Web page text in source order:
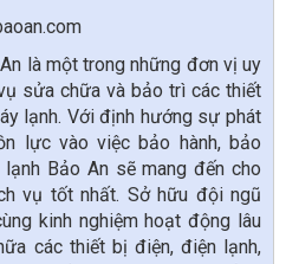
là một trong những đơn vị uy
sửa chữa và bảo trì các thiết
lạnh. Với định hướng sự phát
lực vào việc bảo hành, bảo
Bảo An sẽ mang đến cho
vụ tốt nhất. Sở hữu đội ngũ
kinh nghiệm hoạt động lâu
các thiết bị điện, điện lạnh,